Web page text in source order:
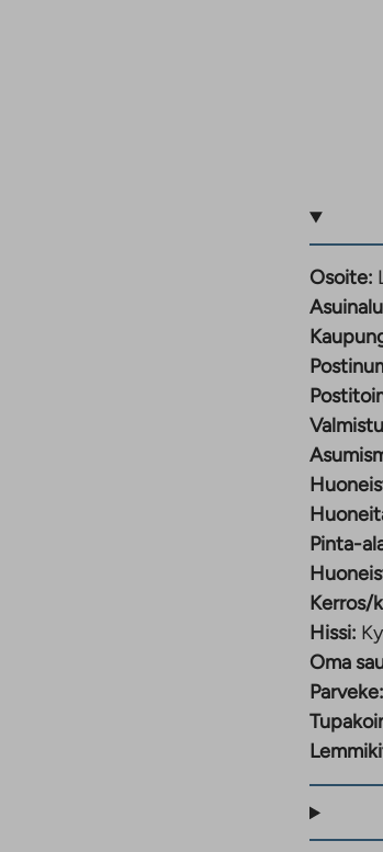
Osoite:
Pinta-
Kerros/
Hissi:
Oma
Parveke: